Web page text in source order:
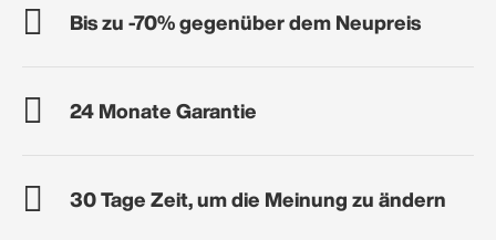
Bis zu -70% gegenüber dem Neupreis
24 Monate Garantie
30 Tage Zeit, um die Meinung zu ändern